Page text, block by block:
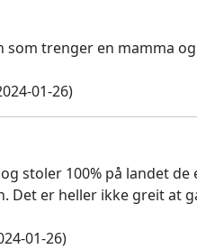
trenger en mamma
01-26)
stoler 100% på landet
Det er heller ikke greit at
01-26)